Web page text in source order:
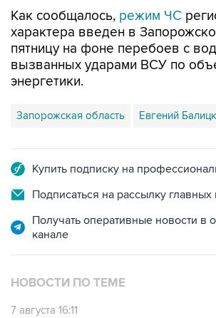
Как сообщалось, режим ЧС
характера введен в
пятницу на фоне перебоев с
вызванных ударами ВСУ по
энергетики.
Запорожская область Евгений
Купить подписку на
Подписаться на рассылку главных
Получать оперативные новости в
канале
НОВОСТИ ПО ТЕМЕ
7 августа 16:11